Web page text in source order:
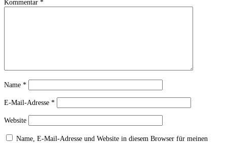
Kommentar *
Name *
E-Mail-Adresse *
Website
Name, E-Mail-Adresse und Website in diesem Browser für meinen